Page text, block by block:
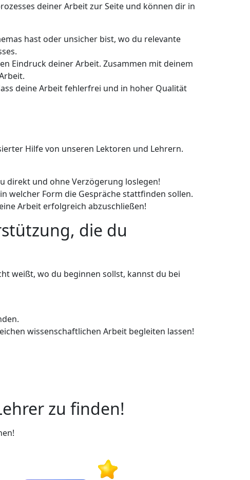
deiner Arbeit zur Seite und können dir in
hast oder unsicher bist, wo du relevante
Eindruck deiner Arbeit. Zusammen mit deinem
deine Arbeit fehlerfrei und in hoher Qualität
Hilfe von unseren Lektoren und Lehrern.
direkt und ohne Verzögerung loslegen!
welcher Form die Gespräche stattfinden sollen.
Arbeit erfolgreich abzuschließen!
die du
weißt, wo du beginnen sollst, kannst du bei
wissenschaftlichen Arbeit begleiten lassen!
zu finden!